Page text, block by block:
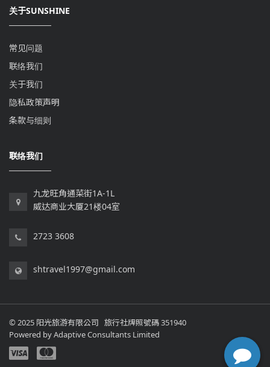
关于SUNSHINE
常见问题
联络我们
关于我们
隐私政策声明
条款与细则
联络我们
九龙旺角通菜街1A-1L
威达商业大厦21楼04室
2723 3608
shtravel1997@gmail.com
© 2025 阳光旅游有限公司 旅行社牌照號碼 351940
Powered byAdaptive Consultants Limited